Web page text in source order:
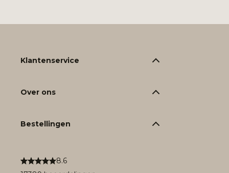
8.6
Klantenservice
Over ons
Bestellingen